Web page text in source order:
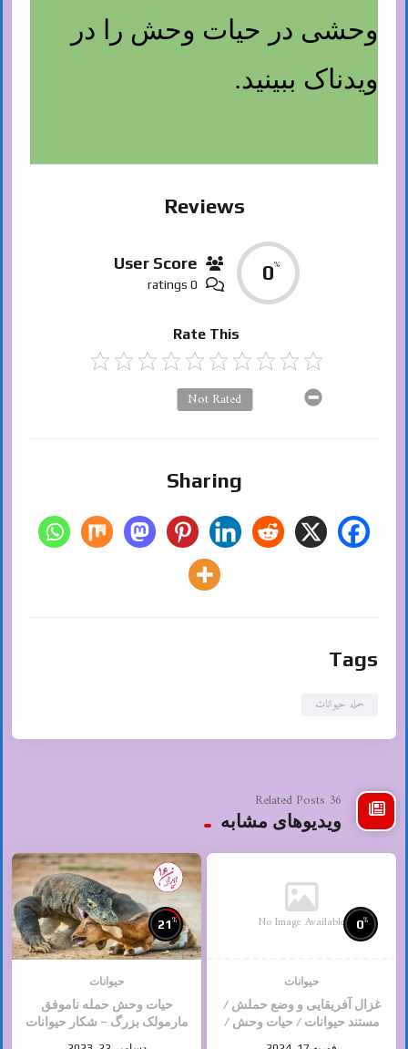
وحشی در حیات وحش را در
ویدناک ببینید.
Reviews
0%
User Score
0 ratings
Rate This
Not Rated
Sharing
Tags
حمله حیوانات
36 Related Posts
ویدیوهای مشابه
No Image Available 0%
حیوانات
غزال آفریقایی و وضع حملش /
مستند حیوانات / حیات وحش /
21%
حیوانات
حیات وحش حمله ناموفق
مارمولک بزرگ – شکار حیوانات